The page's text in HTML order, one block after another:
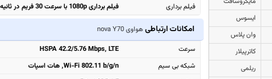
ایسوس
وان پلاس
کاترپیلار
ریلمی
فیلم برداری
فیلم برداری 1080p با سرعت 30 فریم در ثانیه
امکانات ارتباطیهواوی nova Y70
سرعت
HSPA 42.2/5.76 Mbps, LTE
شبکه بی سیم
Wi-Fi 802.11 b/g/n, هات اسپات